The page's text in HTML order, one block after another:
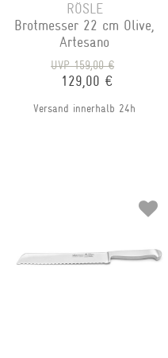
RÖSLE
Brotmesser 22 cm Olive,
Artesano
UVP 159,00 €
129,00 €
Versand innerhalb 24h